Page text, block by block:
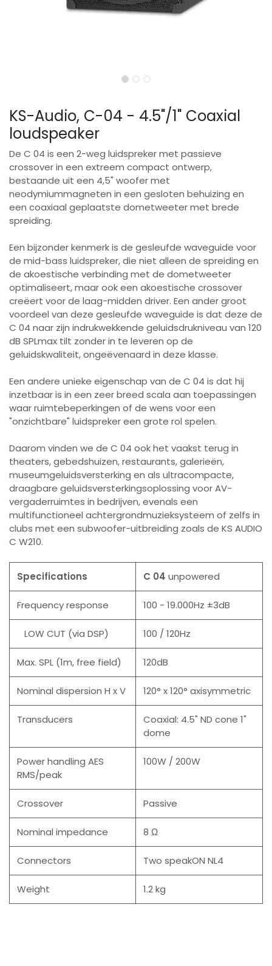
KS-Audio, C-04 - 4.5"/1" Coaxial
loudspeaker
De C 04 is een 2-weg luidspreker met passieve
crossover in een extreem compact ontwerp,
bestaande uit een 4,5" woofer met
neodymiummagneten in een gesloten behuizing en
een coaxiaal geplaatste dometweeter met brede
spreiding.
Een bijzonder kenmerk is de gesleufde waveguide voor
de mid-bass luidspreker, die niet alleen de spreiding en
de akoestische verbinding met de dometweeter
optimaliseert, maar ook een akoestische crossover
creëert voor de laag-midden driver. Een ander groot
voordeel van deze gesleufde waveguide is dat deze de
C 04 naar zijn indrukwekkende geluidsdrukniveau van 120
dB SPLmax tilt zonder in te leveren op de
geluidskwaliteit, ongeëvenaard in deze klasse.
Een andere unieke eigenschap van de C 04 is dat hij
inzetbaar is in een zeer breed scala aan toepassingen
waar ruimtebeperkingen of de wens voor een
"onzichtbare" luidspreker een grote rol spelen.
Daarom vinden we de C 04 ook het vaakst terug in
theaters, gebedshuizen, restaurants, galerieën,
museumgeluidsversterking en als ultracompacte,
draagbare geluidsversterkingsoplossing voor AV-
vergaderruimtes in bedrijven, evenals een
multifunctioneel achtergrondmuzieksysteem of zelfs in
clubs met een subwoofer-uitbreiding zoals de KS AUDIO
C W210.
Specifications C 04 unpowered
Frequency response 100 - 19.000Hz ±3dB
LOW CUT (via DSP) 100 / 120Hz
Max. SPL (1m, free field) 120dB
Nominal dispersion H x V 120° x 120° axisymmetric
Transducers
Coaxial: 4.5" ND cone 1"
dome
Power handling AES
RMS/peak
100W / 200W
Crossover Passive
Nominal impedance 8 Ω
Connectors Two speakON NL4
Weight 1.2 kg